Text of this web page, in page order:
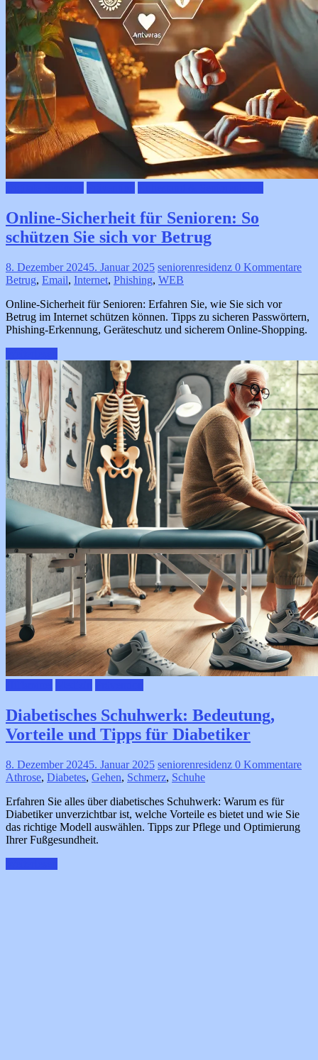
Online-Sicherheit für Senioren: So
schützen Sie sich vor Betrug
8. Dezember 20245. Januar 2025 seniorenresidenz 0 Kommentare
Betrug, Email, Internet, Phishing, WEB
Online-Sicherheit für Senioren: Erfahren Sie, wie Sie sich vor
Betrug im Internet schützen können. Tipps zu sicheren Passwörtern,
Phishing-Erkennung, Geräteschutz und sicherem Online-Shopping.
Diabetisches Schuhwerk: Bedeutung,
Vorteile und Tipps für Diabetiker
8. Dezember 20245. Januar 2025 seniorenresidenz 0 Kommentare
Athrose, Diabetes, Gehen, Schmerz, Schuhe
Erfahren Sie alles über diabetisches Schuhwerk: Warum es für
Diabetiker unverzichtbar ist, welche Vorteile es bietet und wie Sie
das richtige Modell auswählen. Tipps zur Pflege und Optimierung
Ihrer Fußgesundheit.